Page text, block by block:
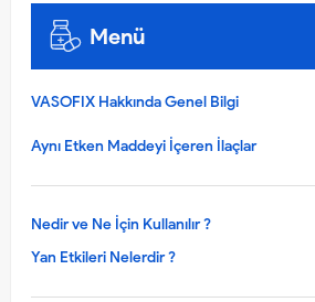
Menü
VASOFIX Hakkında Genel Bilgi
Aynı Etken Maddeyi İçeren İlaçlar
Nedir ve Ne İçin Kullanılır ?
Yan Etkileri Nelerdir ?